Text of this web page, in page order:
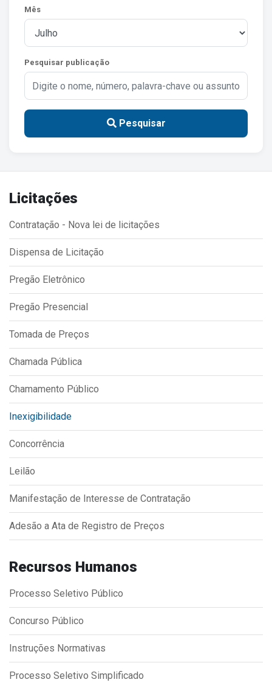
Estrutura Organizacional
Administração
Agricultura e Meio Ambiente
Assistência Social
Saúde
Serviços
IPTU 2026
Nota Fiscal Eletrônica
Ouvidoria
Portal do Servidor
Publicações
Diário Oficial (Novo)
Diário Oficial (Até 30/04)
Seletivo Simplificado
Instruções Normativas
Dispensas e Inexigibilidades
Chamamentos Públicos
Leis, Decretos e Portarias
Mês
Pesquisar publicação
Pesquisar
Licitações
Contratação - Nova lei de licitações
Dispensa de Licitação
Pregão Eletrônico
Pregão Presencial
Tomada de Preços
Chamada Pública
Chamamento Público
Inexigibilidade
Concorrência
Leilão
Manifestação de Interesse de Contratação
Adesão a Ata de Registro de Preços
Recursos Humanos
Processo Seletivo Público
Concurso Público
Instruções Normativas
Processo Seletivo Simplificado